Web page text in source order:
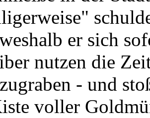
er sich
nutzen die
- und
voller